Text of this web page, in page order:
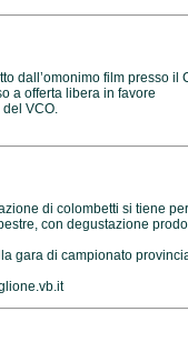
dall’omonimo film presso il
a offerta libera in favore
VCO.
di colombetti si tiene
con degustazione
gara di campionato